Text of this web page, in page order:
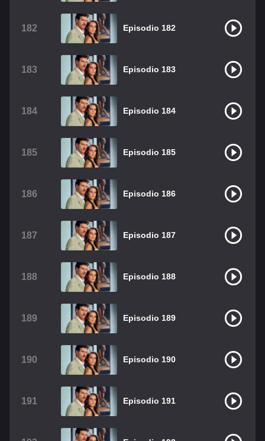
182 Episodio 182
183 Episodio 183
184 Episodio 184
185 Episodio 185
186 Episodio 186
187 Episodio 187
188 Episodio 188
189 Episodio 189
190 Episodio 190
191 Episodio 191